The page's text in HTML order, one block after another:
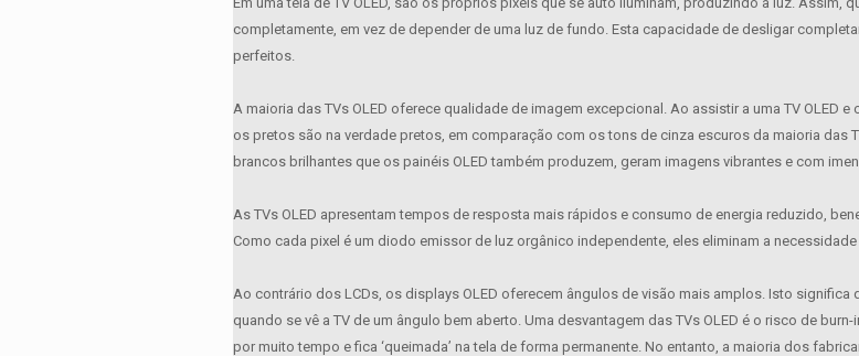
completamente, em vez de depender de uma luz de fundo. Esta capacidade de desligar
perfeitos.
A maioria das TVs OLED oferece qualidade de imagem excepcional. Ao assistir a uma TV OLED
os pretos são na verdade pretos, em comparação com os tons de cinza escuros da maioria das
brancos brilhantes que os painéis OLED também produzem, geram imagens vibrantes e com
As TVs OLED apresentam tempos de resposta mais rápidos e consumo de energia reduzido,
Como cada pixel é um diodo emissor de luz orgânico independente, eles eliminam a
Ao contrário dos LCDs, os displays OLED oferecem ângulos de visão mais amplos. Isto
quando se vê a TV de um ângulo bem aberto. Uma desvantagem das TVs OLED é o risco de
por muito tempo e fica ‘queimada’ na tela de forma permanente. No entanto, a maioria dos